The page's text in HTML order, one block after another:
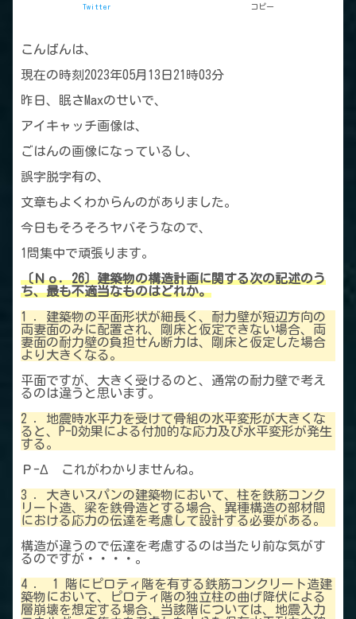
Twitter コピー
こんばんは、
現在の時刻2023年05月13日21時03分
昨日、眠さMaxのせいで、
アイキャッチ画像は、
ごはんの画像になっているし、
誤字脱字有の、
文章もよくわからんのがありました。
今日もそろそろヤバそうなので、
1問集中で頑張ります。
〔Ｎｏ．26〕建築物の構造計画に関する次の記述のう
ち、最も不適当なものはどれか。
1 ．建築物の平面形状が細長く、耐力壁が短辺方向の
両妻面のみに配置され、剛床と仮定できない場合、両
妻面の耐力壁の負担せん断力は、剛床と仮定した場合
より大きくなる。
平面ですが、大きく受けるのと、通常の耐力壁で考え
るのは違うと思います。
2 ．地震時水平力を受けて骨組の水平変形が大きくな
ると、P-D効果による付加的な応力及び水平変形が発生
する。
Ｐ-Δ これがわかりませんね。
3 ．大きいスパンの建築物において、柱を鉄筋コンク
リート造、梁を鉄骨造とする場合、異種構造の部材間
における応力の伝達を考慮して設計する必要がある。
構造が違うので伝達を考慮するのは当たり前な気がす
るのですが・・・・。
4 ． 1 階にピロティ階を有する鉄筋コンクリート造建
築物において、ピロティ階の独立柱の曲げ降伏による
層崩壊を想定する場合、当該階については、地震入力